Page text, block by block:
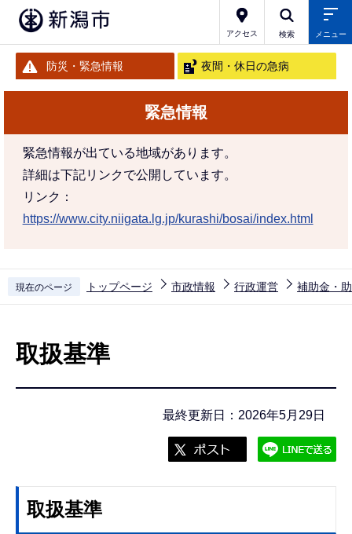
アクセス 検索 メニュー
防災・緊急情報 夜間・休日の急病
緊急情報
緊急情報が出ている地域があります。
詳細は下記リンクで公開しています。
リンク：
https://www.city.niigata.lg.jp/kurashi/bosai/index.html
現在のページ トップページ 市政情報 行政運営 補助金・
取扱基準
最終更新日：2026年5月29日
取扱基準